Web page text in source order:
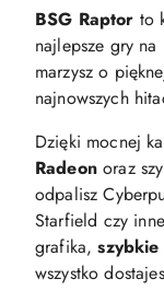
BSG Raptor to
najlepsze gry na
marzysz o
najnowszych
Dzięki mocnej
Radeonoraz
odpalisz
Starfield czy
grafika,szybkie
wszystko